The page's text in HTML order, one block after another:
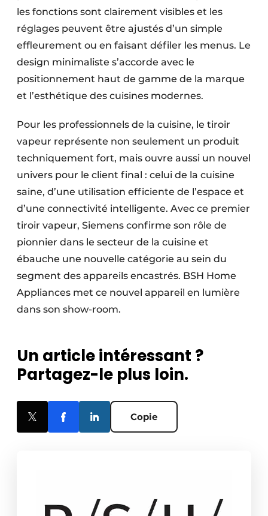
les fonctions sont clairement visibles et les
réglages peuvent être ajustés d’un simple
effleurement ou en faisant défiler les menus. Le
design minimaliste s’accorde avec le
positionnement haut de gamme de la marque
et l’esthétique des cuisines modernes.
Pour les professionnels de la cuisine, le tiroir
vapeur représente non seulement un produit
techniquement fort, mais ouvre aussi un nouvel
univers pour le client final : celui de la cuisine
saine, d’une utilisation efficiente de l’espace et
d’une connectivité intelligente. Avec ce premier
tiroir vapeur, Siemens confirme son rôle de
pionnier dans le secteur de la cuisine et
ébauche une nouvelle catégorie au sein du
segment des appareils encastrés. BSH Home
Appliances met ce nouvel appareil en lumière
dans son show-room.
Un article intéressant ?
Partagez-le plus loin.
Copie